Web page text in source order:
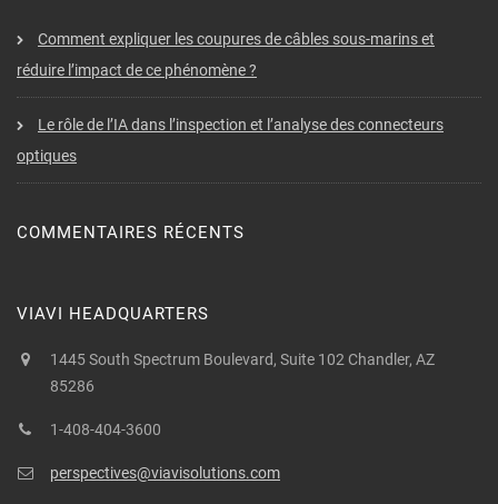
Comment expliquer les coupures de câbles sous-marins et
réduire l’impact de ce phénomène ?
Le rôle de l’IA dans l’inspection et l’analyse des connecteurs
optiques
COMMENTAIRES RÉCENTS
VIAVI HEADQUARTERS
1445 South Spectrum Boulevard, Suite 102 Chandler, AZ
85286
1-408-404-3600
perspectives@viavisolutions.com